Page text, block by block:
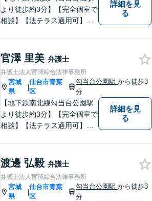
より徒歩約3分】【完全個室で
相談】【法テラス適用可】案
る限り円満な結果が実現する
ことも心がけています。法律
問題でお困りの方はお気軽に
ご相談ください。
詳細を見
る
官澤 里美 弁護士
弁護士法人官澤綜合法律事務所
宮城
県
|
仙台市青葉
区
勾当台公園駅から徒歩3
分
【地下鉄南北線勾当台公園駅
より徒歩約3分】【完全個室で
相談】【法テラス適用可】
い事務所を築いていけるよう
に日々の業務に勤しんでおり
ます。法律問題でお困りの方
はお気軽にご相談ください。
詳細を見
る
渡邊 弘毅 弁護士
弁護士法人官澤綜合法律事務所
宮城
県
|
仙台市青葉
区
勾当台公園駅から徒歩3
分